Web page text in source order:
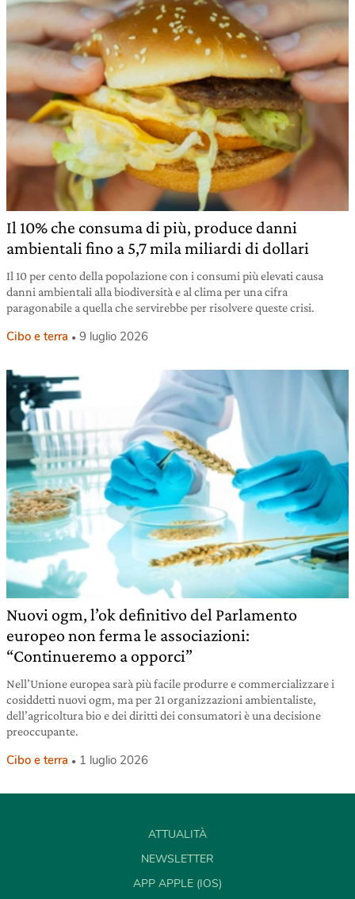
Il 10% che consuma di più, produce danni
ambientali fino a 5,7 mila miliardi di dollari
Il 10 per cento della popolazione con i consumi più elevati causa
danni ambientali alla biodiversità e al clima per una cifra
paragonabile a quella che servirebbe per risolvere queste crisi.
Cibo e terra 9 luglio 2026
Nuovi ogm, l’ok definitivo del Parlamento
europeo non ferma le associazioni:
“Continueremo a opporci”
Nell’Unione europea sarà più facile produrre e commercializzare i
cosiddetti nuovi ogm, ma per 21 organizzazioni ambientaliste,
dell’agricoltura bio e dei diritti dei consumatori è una decisione
preoccupante.
Cibo e terra 1 luglio 2026
ATTUALITÀ
NEWSLETTER
APP APPLE (IOS)